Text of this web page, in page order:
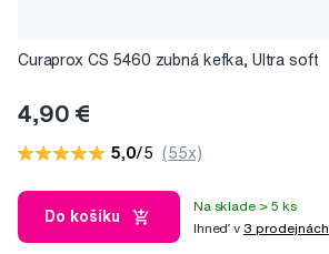
Curaprox CS 5460 zubná kefka, Ultra soft
4,90 €
5,0/5 (55x)
Do košíku
Na sklade > 5 ks
Ihneď v 3 prodejnách